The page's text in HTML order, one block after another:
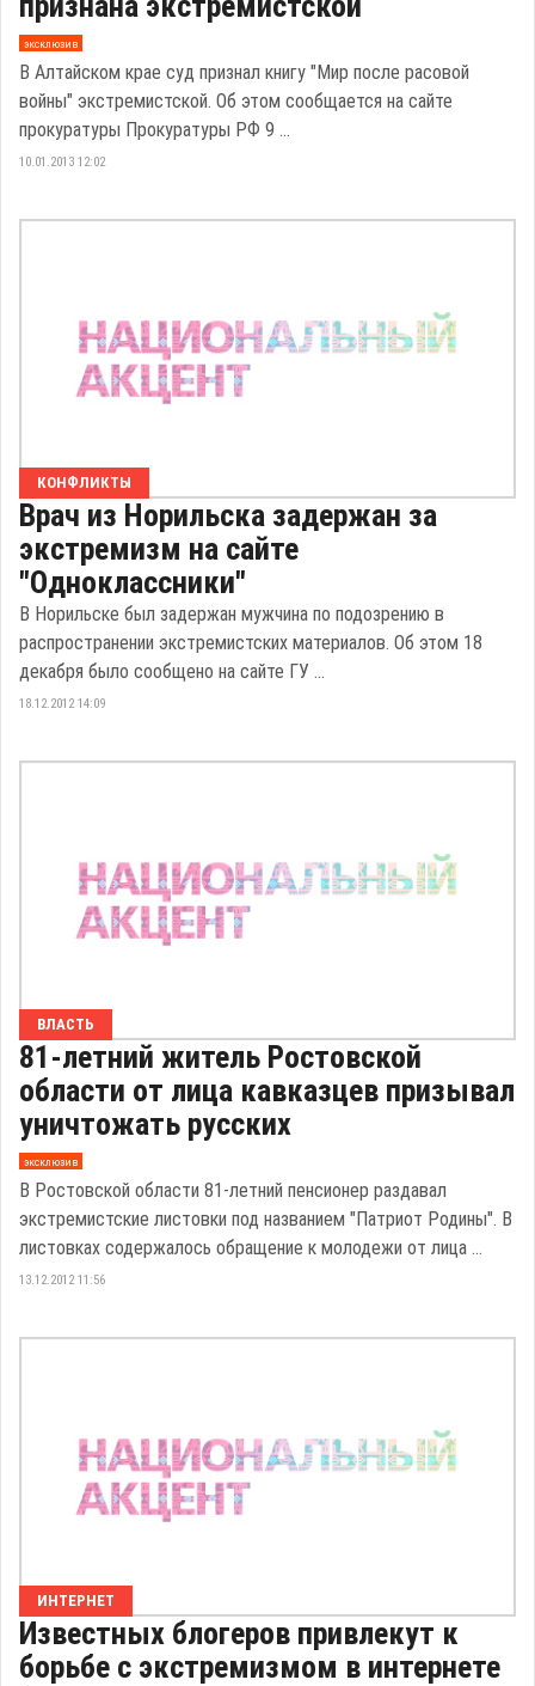
эксклюзив
В Алтайском крае суд признал книгу "Мир после расовой
войны" экстремистской. Об этом сообщается на сайте
прокуратуры Прокуратуры РФ 9 ...
10.01.2013 12:02
КОНФЛИКТЫ
Врач из Норильска задержан за
экстремизм на сайте
"Одноклассники"
В Норильске был задержан мужчина по подозрению в
распространении экстремистских материалов. Об этом 18
декабря было сообщено на сайте ГУ ...
18.12.2012 14:09
ВЛАСТЬ
81-летний житель Ростовской
области от лица кавказцев призывал
уничтожать русских
эксклюзив
В Ростовской области 81-летний пенсионер раздавал
экстремистские листовки под названием "Патриот Родины". В
листовках содержалось обращение к молодежи от лица ...
13.12.2012 11:56
ИНТЕРНЕТ
Известных блогеров привлекут к
борьбе с экстремизмом в интернете